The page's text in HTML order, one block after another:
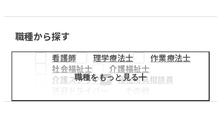
採用情報
医療・介護事業
募集職種
職種から探す
看護師 理学療法士
作業療法士
社会福祉士
介護福祉士
介護スタッフ
福祉用具相談員
職種をもっと見る